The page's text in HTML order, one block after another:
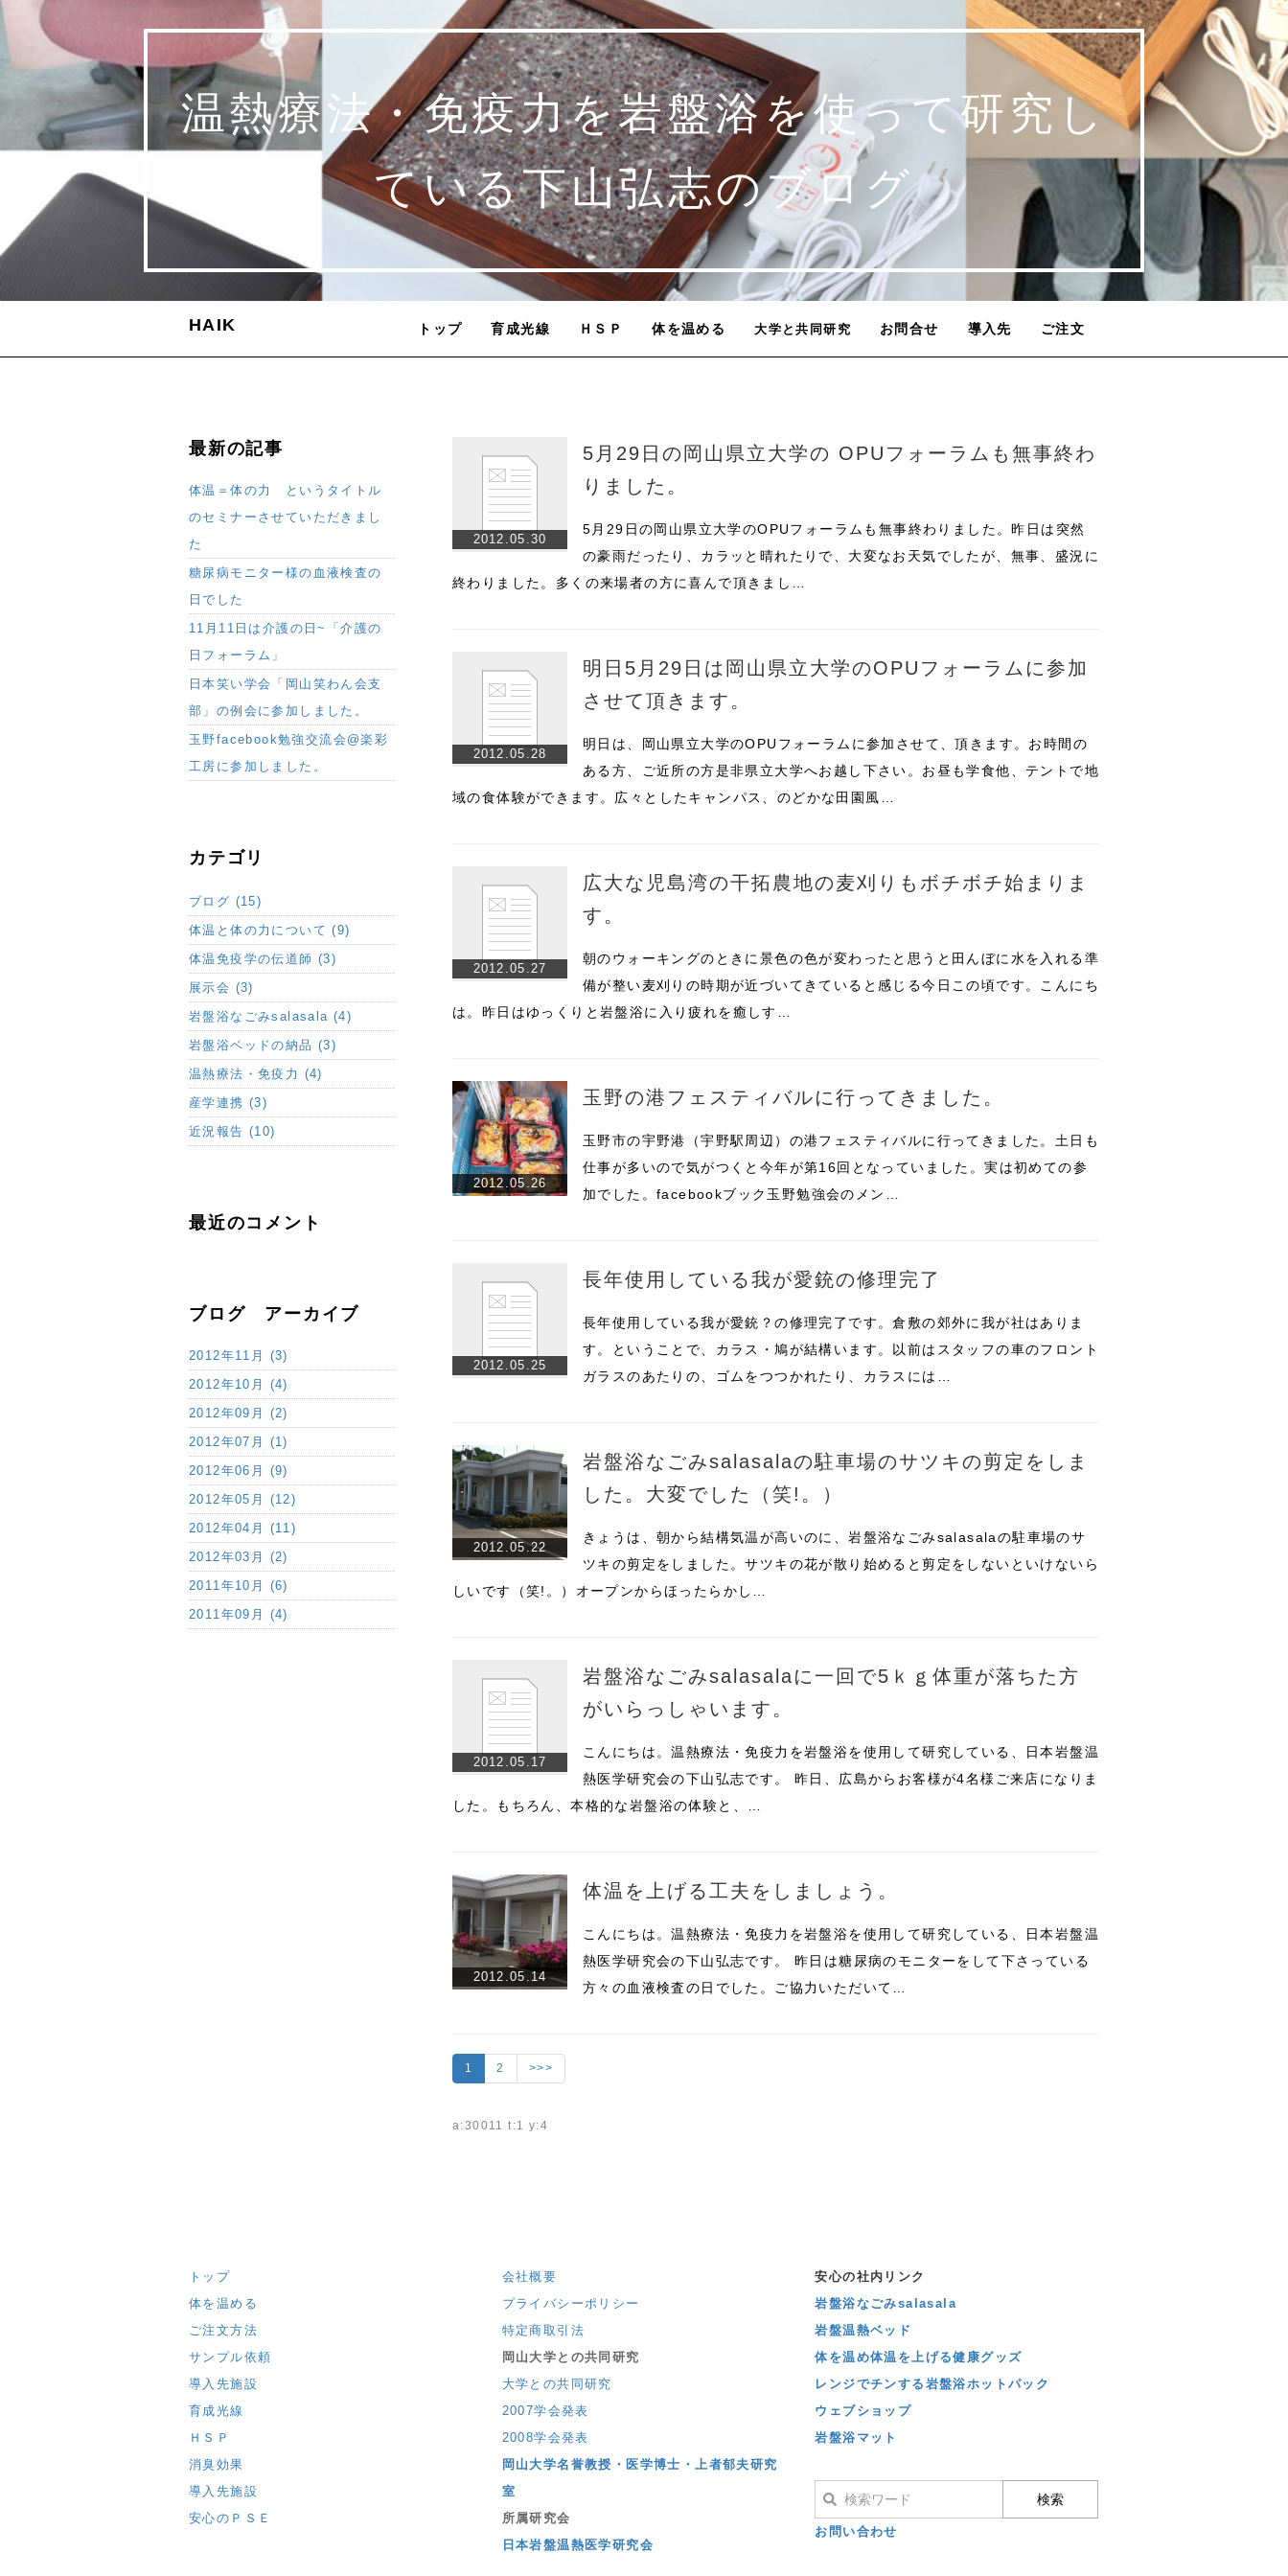
温熱療法・免疫力を岩盤浴を使って研究し
ている下山弘志のブログ
HAIK トップ 育成光線 ＨＳＰ 体を温める 大学と共同研究 お問合せ 導入先 ご注文
2012.05.30
5月29日の岡山県立大学の OPUフォーラムも無事終わ
りました。
5月29日の岡山県立大学のOPUフォーラムも無事終わりました。昨日は突然
の豪雨だったり、カラッと晴れたりで、大変なお天気でしたが、無事、盛況に
終わりました。多くの来場者の方に喜んで頂きまし…
2012.05.28
明日5月29日は岡山県立大学のOPUフォーラムに参加
させて頂きます。
明日は、岡山県立大学のOPUフォーラムに参加させて、頂きます。お時間の
ある方、ご近所の方是非県立大学へお越し下さい。お昼も学食他、テントで地
域の食体験ができます。広々としたキャンパス、のどかな田園風…
2012.05.27
広大な児島湾の干拓農地の麦刈りもボチボチ始まりま
す。
朝のウォーキングのときに景色の色が変わったと思うと田んぼに水を入れる準
備が整い麦刈りの時期が近づいてきていると感じる今日この頃です。こんにち
は。昨日はゆっくりと岩盤浴に入り疲れを癒しす…
2012.05.26
玉野の港フェスティバルに行ってきました。
玉野市の宇野港（宇野駅周辺）の港フェスティバルに行ってきました。土日も
仕事が多いので気がつくと今年が第16回となっていました。実は初めての参
加でした。facebookブック玉野勉強会のメン…
2012.05.25
長年使用している我が愛銃の修理完了
長年使用している我が愛銃？の修理完了です。倉敷の郊外に我が社はありま
す。ということで、カラス・鳩が結構います。以前はスタッフの車のフロント
ガラスのあたりの、ゴムをつつかれたり、カラスには…
2012.05.22
岩盤浴なごみsalasalaの駐車場のサツキの剪定をしま
した。大変でした（笑!。）
きょうは、朝から結構気温が高いのに、岩盤浴なごみsalasalaの駐車場のサ
ツキの剪定をしました。サツキの花が散り始めると剪定をしないといけないら
しいです（笑!。）オープンからほったらかし…
2012.05.17
岩盤浴なごみsalasalaに一回で5ｋｇ体重が落ちた方
がいらっしゃいます。
こんにちは。温熱療法・免疫力を岩盤浴を使用して研究している、日本岩盤温
熱医学研究会の下山弘志です。 昨日、広島からお客様が4名様ご来店になりま
した。もちろん、本格的な岩盤浴の体験と、…
2012.05.14
体温を上げる工夫をしましょう。
こんにちは。温熱療法・免疫力を岩盤浴を使用して研究している、日本岩盤温
熱医学研究会の下山弘志です。 昨日は糖尿病のモニターをして下さっている
方々の血液検査の日でした。ご協力いただいて…
1 2 >>>
a:30011 t:1 y:4
最新の記事
体温＝体の力 というタイトル
のセミナーさせていただきまし
た
糖尿病モニター様の血液検査の
日でした
11月11日は介護の日~「介護の
日フォーラム」
日本笑い学会「岡山笑わん会支
部」の例会に参加しました。
玉野facebook勉強交流会@楽彩
工房に参加しました。
カテゴリ
ブログ (15)
体温と体の力について (9)
体温免疫学の伝道師 (3)
展示会 (3)
岩盤浴なごみsalasala (4)
岩盤浴ベッドの納品 (3)
温熱療法・免疫力 (4)
産学連携 (3)
近況報告 (10)
最近のコメント
ブログ アーカイブ
2012年11月 (3)
2012年10月 (4)
2012年09月 (2)
2012年07月 (1)
2012年06月 (9)
2012年05月 (12)
2012年04月 (11)
2012年03月 (2)
2011年10月 (6)
2011年09月 (4)
トップ
体を温める
ご注文方法
サンプル依頼
導入先施設
育成光線
ＨＳＰ
消臭効果
導入先施設
安心のＰＳＥ
会社概要
プライバシーポリシー
特定商取引法
岡山大学との共同研究
大学との共同研究
2007学会発表
2008学会発表
岡山大学名誉教授・医学博士・上者郁夫研究
室
所属研究会
日本岩盤温熱医学研究会
安心の社内リンク
岩盤浴なごみsalasala
岩盤温熱ベッド
体を温め体温を上げる健康グッズ
レンジでチンする岩盤浴ホットパック
ウェブショップ
岩盤浴マット
お問い合わせ